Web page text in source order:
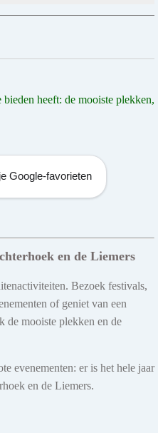
heeft: de mooiste plekken,
Google-favorieten
en de Liemers
Bezoek festivals,
of geniet van een
de mooiste plekken en de
evenementen: er is het hele jaar
en de Liemers.